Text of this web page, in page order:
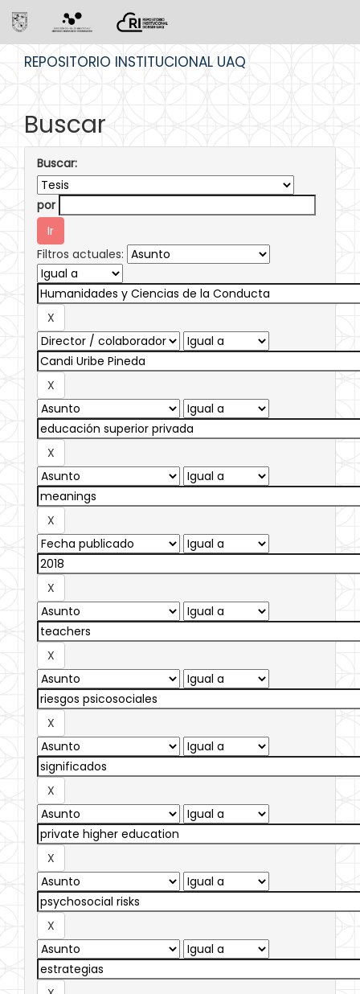
REPOSITORIO INSTITUCIONAL UAQ
Buscar
Buscar:
por
Filtros actuales: